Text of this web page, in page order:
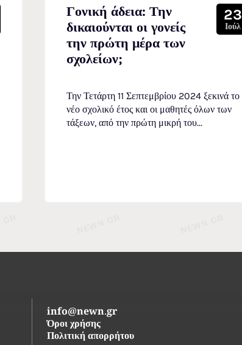
Γονική άδεια: Την
δικαιούνται οι γονείς
την πρώτη μέρα των
σχολείων;
23
Ιούλ
Την Τετάρτη 11 Σεπτεμβρίου 2024 ξεκινά το
νέο σχολικό έτος και οι μαθητές όλων των
τάξεων, από την πρώτη μικρή του...
info@newn.gr
Όροι χρήσης
Πολιτική απορρήτου